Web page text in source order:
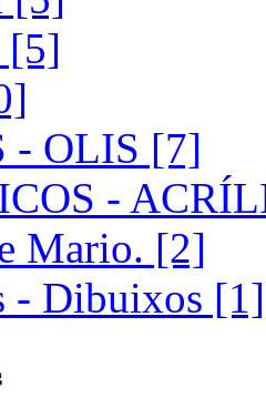
[5]
- OLIS [7]
-
Mario. [2]
- Dibuixos [1]